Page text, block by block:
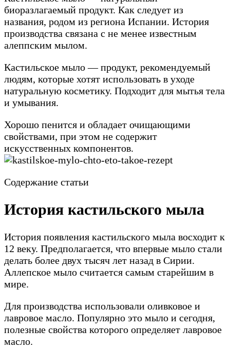
биоразлагаемый продукт. Как следует из
названия, родом из региона Испании. История
производства связана с не менее известным
алеппским мылом.
Кастильское мыло — продукт, рекомендуемый
людям, которые хотят использовать в уходе
натуральную косметику. Подходит для мытья тела
и умывания.
Хорошо пенится и обладает очищающими
свойствами, при этом не содержит
искусственных компонентов.
Содержание статьи
История кастильского мыла
История появления кастильского мыла восходит к
12 веку. Предполагается, что впервые мыло стали
делать более двух тысяч лет назад в Сирии.
Аллепское мыло считается самым старейшим в
мире.
Для производства использовали оливковое и
лавровое масло. Популярно это мыло и сегодня,
полезные свойства которого определяет лавровое
масло.